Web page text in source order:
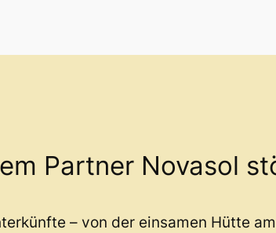
Partner Novasol
– von der einsamen Hütte